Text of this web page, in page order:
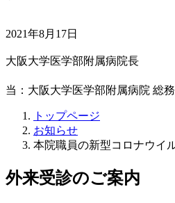
2021年8月17日
大阪大学医学部附属病院長
（本
当：大阪大学医学部附属病院 総務
トップページ
お知らせ
本院職員の新型コロナウイ
外来受診のご案内